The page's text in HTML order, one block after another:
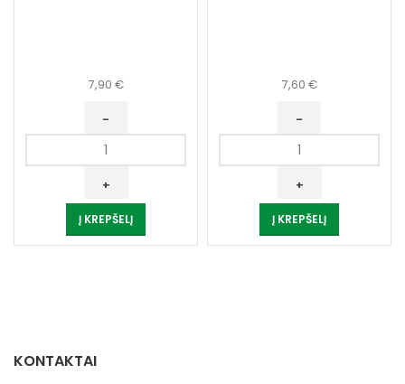
7,90 €
kiekis:
šlepetės
Į KREPŠELĮ
7,60 €
kiekis:
klumpės
veltinio
Į KREPŠELĮ
KONTAKTAI